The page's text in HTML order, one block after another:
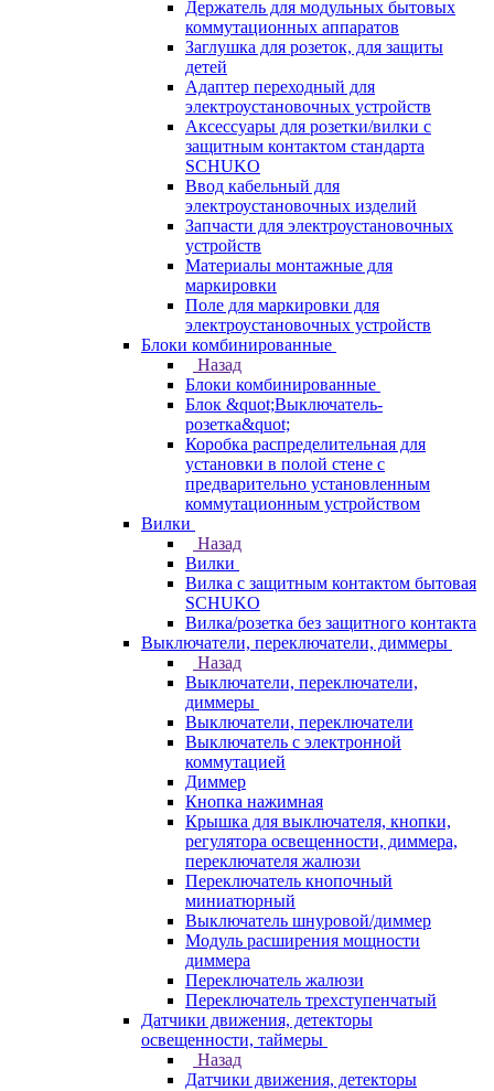
Держатель для модульных бытовых
коммутационных аппаратов
Заглушка для розеток, для защиты
детей
Адаптер переходный для
электроустановочных устройств
Аксессуары для розетки/вилки с
защитным контактом стандарта
SCHUKO
Ввод кабельный для
электроустановочных изделий
Запчасти для электроустановочных
устройств
Материалы монтажные для
маркировки
Поле для маркировки для
электроустановочных устройств
Блоки комбинированные
Назад
Блоки комбинированные
Блок &quot;Выключатель-
розетка&quot;
Коробка распределительная для
установки в полой стене с
предварительно установленным
коммутационным устройством
Вилки
Назад
Вилки
Вилка с защитным контактом бытовая
SCHUKO
Вилка/розетка без защитного контакта
Выключатели, переключатели, диммеры
Назад
Выключатели, переключатели,
диммеры
Выключатели, переключатели
Выключатель с электронной
коммутацией
Диммер
Кнопка нажимная
Крышка для выключателя, кнопки,
регулятора освещенности, диммера,
переключателя жалюзи
Переключатель кнопочный
миниатюрный
Выключатель шнуровой/диммер
Модуль расширения мощности
диммера
Переключатель жалюзи
Переключатель трехступенчатый
Датчики движения, детекторы
освещенности, таймеры
Назад
Датчики движения, детекторы